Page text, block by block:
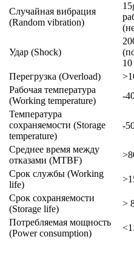
Cлучайная вибрация
(Random vibration)
Удар (Shock)
Перегрузка (Overload)
Рабочая температура
(Working temperature)
-
Температура
сохраняемости (Storage
temperature)
-
Среднее время между
отказами (MTBF)
Срок службы (Working
life)
Срок сохраняемости
(Storage life)
>
Потребляемая мощность
(Power consumption)